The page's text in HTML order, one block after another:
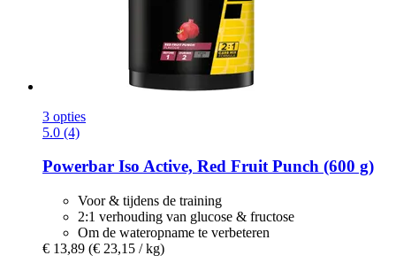
3 opties
5.0 (4)
Powerbar Iso Active, Red Fruit Punch (600 g)
Voor & tijdens de training
2:1 verhouding van glucose & fructose
Om de wateropname te verbeteren
€ 13,89 (€ 23,15 / kg)